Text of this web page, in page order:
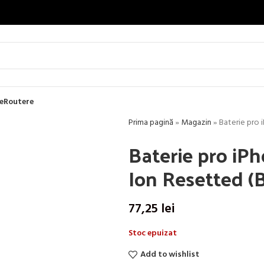
Routere
Prima pagină» Magazin» Baterie pro
Baterie pro
Ion Resetted
77,25 lei
Stoc epuizat
Add to wishlist